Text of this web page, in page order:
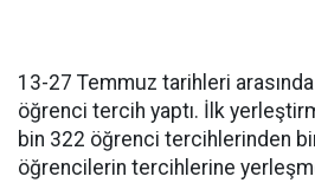
13-27 Temmuz tarihleri
öğrenci tercih yaptı. İlk
bin 322 öğrenci tercihlerinden
öğrencilerin tercihlerine